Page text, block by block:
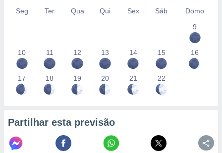
Seg Ter Qua Qui Sex Sáb
Domo
9
10 11 12 13 14 15 16
17 18 19 20 21 22
Partilhar esta previsão